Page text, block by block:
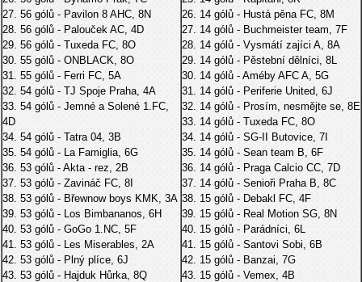
27. 56 gólů - Pavilon 8 AHC, 8N
28. 56 gólů - Palouček AC, 4D
29. 56 gólů - Tuxeda FC, 8O
30. 55 gólů - ONBLACK, 8O
31. 55 gólů - Ferri FC, 5A
32. 54 gólů - TJ Spoje Praha, 4A
33. 54 gólů - Jemné a Solené 1.FC,
4D
34. 54 gólů - Tatra 04, 3B
35. 54 gólů - La Famiglia, 6G
36. 53 gólů - Akta - rez, 2B
37. 53 gólů - Zavináč FC, 8I
38. 53 gólů - Břewnow boys KMK, 3A
39. 53 gólů - Los Bimbananos, 6H
40. 53 gólů - GoGo 1.NC, 5F
41. 53 gólů - Les Miserables, 2A
42. 53 gólů - Plný plíce, 6J
43. 53 gólů - Hajduk Hůrka, 8Q
26. 14 gólů - Hustá pěna FC, 8M
27. 14 gólů - Buchmeister team, 7F
28. 14 gólů - Vysmátí zajíci A, 8A
29. 14 gólů - Pěstební dělníci, 8L
30. 14 gólů - Améby AFC A, 5G
31. 14 gólů - Periferie United, 6J
32. 14 gólů - Prosím, nesmějte se, 8E
33. 14 gólů - Tuxeda FC, 8O
34. 14 gólů - SG-II Butovice, 7I
35. 14 gólů - Sean team B, 6F
36. 14 gólů - Praga Calcio CC, 7D
37. 14 gólů - Senioři Praha B, 8C
38. 15 gólů - Debakl FC, 4F
39. 15 gólů - Real Motion SG, 8N
40. 15 gólů - Parádníci, 6L
41. 15 gólů - Santovi Sobi, 6B
42. 15 gólů - Banzai, 7G
43. 15 gólů - Vemex, 4B